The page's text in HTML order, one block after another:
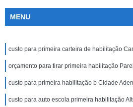
MENU
custo para primeira carteira de habilitação
orçamento para tirar primeira habilitação
custo para primeira habilitação b Cidade
custo para auto escola primeira habilitação